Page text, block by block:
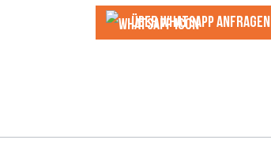
Über WhatsApp anfragеn